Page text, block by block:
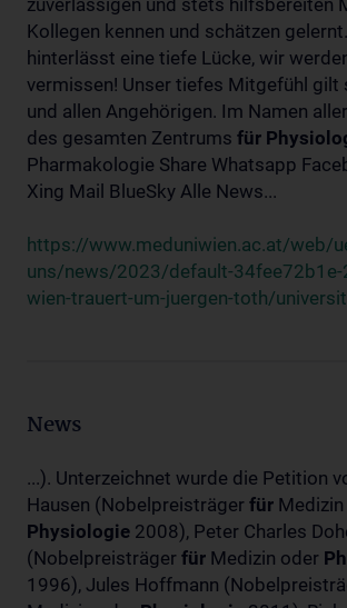
zuverlässigen und stets hilfsbereiten
Kollegen kennen und schätzen
hinterlässt eine tiefe Lücke, wir
vermissen! Unser tiefes Mitgefühl gilt
und allen Angehörigen. Im Namen
des gesamten Zentrums für
Pharmakologie Share Whatsapp
Xing Mail BlueSky Alle News...
https://www.meduniwien.ac.at/web/
uns/news/2023/default-34fee72b1e-
wien-trauert-um-juergen-toth/
News
...). Unterzeichnet wurde die Petition
Hausen (Nobelpreisträger für
Physiologie 2008), Peter Charles
(Nobelpreisträger für Medizin oder
1996), Jules Hoffmann